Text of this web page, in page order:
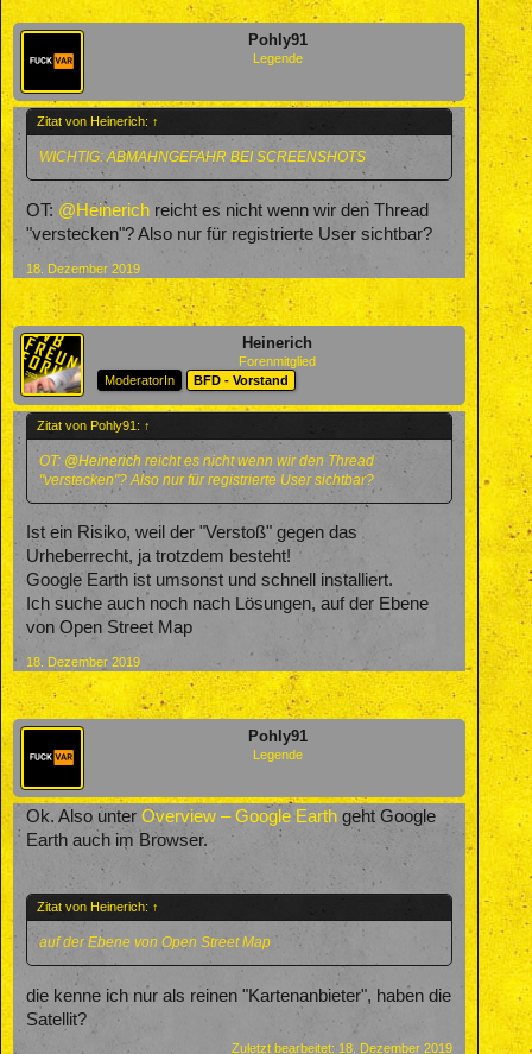
Pohly91
Legende
Zitat von Heinerich: ↑
WICHTIG:ABMAHNGEFAHR BEI SCREENSHOTS
OT: @Heinerich reicht es nicht wenn wir den Thread
"verstecken"? Also nur für registrierte User sichtbar?
18. Dezember 2019
Heinerich
Forenmitglied
ModeratorIn
BFD - Vorstand
Zitat von Pohly91: ↑
OT: @Heinerich reicht es nicht wenn wir den Thread
"verstecken"? Also nur für registrierte User sichtbar?
Ist ein Risiko, weil der "Verstoß" gegen das
Urheberrecht, ja trotzdem besteht!
Google Earth ist umsonst und schnell installiert.
Ich suche auch noch nach Lösungen, auf der Ebene
von Open Street Map
18. Dezember 2019
Pohly91
Legende
Ok. Also unter Overview – Google Earth geht Google
Earth auch im Browser.
Zitat von Heinerich: ↑
auf der Ebene von Open Street Map
die kenne ich nur als reinen "Kartenanbieter", haben die
Satellit?
Zuletzt bearbeitet: 18. Dezember 2019